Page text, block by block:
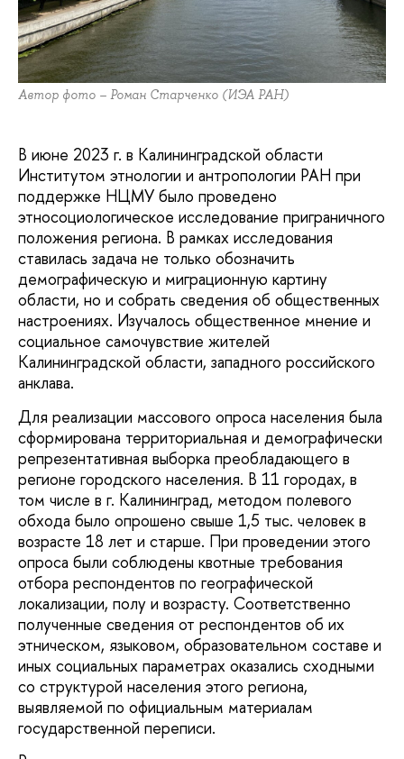
Автор фото – Роман Старченко (ИЭА РАН)
В июне 2023 г. в Калининградской области
Институтом этнологии и антропологии РАН при
поддержке НЦМУ было проведено
этносоциологическое исследование приграничного
положения региона. В рамках исследования
ставилась задача не только обозначить
демографическую и миграционную картину
области, но и собрать сведения об общественных
настроениях. Изучалось общественное мнение и
социальное самочувствие жителей
Калининградской области, западного российского
анклава.
Для реализации массового опроса населения была
сформирована территориальная и демографически
репрезентативная выборка преобладающего в
регионе городского населения. В 11 городах, в
том числе в г. Калининград, методом полевого
обхода было опрошено свыше 1,5 тыс. человек в
возрасте 18 лет и старше. При проведении этого
опроса были соблюдены квотные требования
отбора респондентов по географической
локализации, полу и возрасту. Соответственно
полученные сведения от респондентов об их
этническом, языковом, образовательном составе и
иных социальных параметрах оказались сходными
со структурой населения этого региона,
выявляемой по официальным материалам
государственной переписи.